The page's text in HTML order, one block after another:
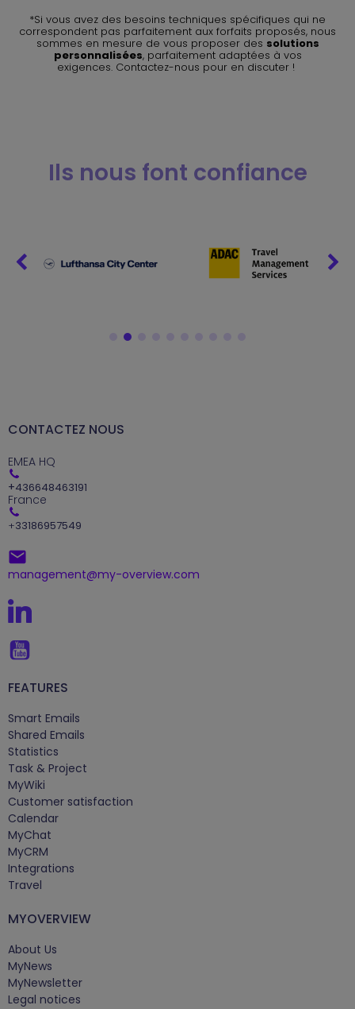
*Si vous avez des besoins techniques spécifiques qui ne
correspondent pas parfaitement aux forfaits proposés, nous
sommes en mesure de vous proposer des solutions
personnalisées, parfaitement adaptées à vos
exigences. Contactez-nous pour en discuter !
Ils nous font confiance
CONTACTEZ NOUS
EMEA HQ
+436648463191
France
+33186957549
management@my-overview.com
FEATURES
Smart Emails
Shared Emails
Statistics
Task & Project
MyWiki
Customer satisfaction
Calendar
MyChat
MyCRM
Integrations
Travel
MYOVERVIEW
About Us
MyNews
MyNewsletter
Legal notices